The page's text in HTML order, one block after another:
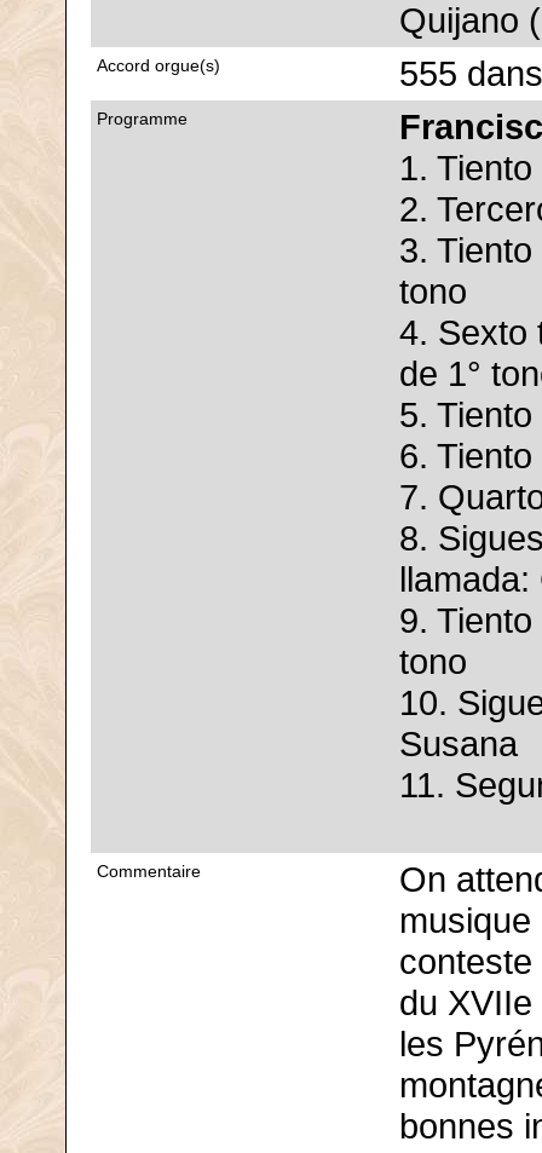
Quijano
Accord orgue(s) 555
Programme
1.
2.
3.
tono
4. Sexto
de 1°
5.
6.
7.
8.
9.
tono
10.
Susana
11.
Commentaire
On
du
les
bonnes